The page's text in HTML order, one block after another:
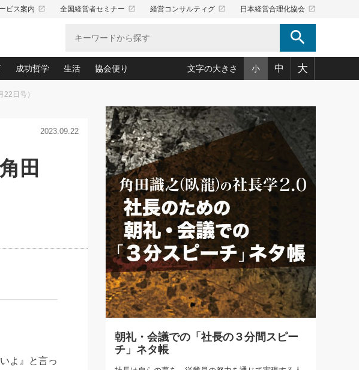
ビス案内 launch 全国経営者セミナー launch 経営コンサルティグ launch 日本経営合理化協会 launch
search
2026.08.5
第86回 「言葉狩り」
(28)
に、やっておきたいこと(34)
(100)
！(36)
ろ・勘どころ・ツッコミどこ
ラスメントの予防策(10)
支持される「ウェルビーイング経営入
“流行る”お店の仕組みづくり(210)
のための現場改善(174)
なただからお願いしたいと思われる 気配りの達人(127)
レーム対応 実践マニュアル(92)
ーム対応の新知識と新常識(57)
キル社員に育てる！ 社員教育の決め手(203)
川鷹年の「中小企業の人育て」(38)
績アップにつながる！ワンランク上の手紙・メール術(100)
米資産家に学ぶ二世教育(100)
成功哲学
中国哲学に学ぶ 不況は会社守成の好機(38)
令和時代の「社長の人間力の磨き方」(86)
先人の名句名言の教え 東洋思想に学ぶ経営学(132)
渡部昇一の「日本の指導者たち」(32)
経営に活かす“十八史略”(30)
生活
おのころ心平の ──社長のための「か・ら・だマネジメント」
(50)
デジタルＡＶを味方に！新・仕事術(180)
リーダー脳の鍛え方(32)
ワインを楽しむ基礎レッスン(12)
必読！社長が読むべき今月の4冊(88)
眼と耳で楽しむ読書術(162)
社長の「氣」(30)
米国スポーツ・ビジネスに学ぶ心理学(98)
高橋一喜の『これぞ！"本物の温泉"』(157)
協会便り
「愛読者通信」著者インタビュー(44)
ビジネス見聞録 経営ニュース(100)
作間信司の経営無形庵(けいえいむぎょうあん)(166)
経営セミナー情報局(1)
繁栄への着眼点 牟田太陽(76)
講話を聞いて学ぼう 実学・耳学・磨く「ミミガク」のすすめ
(7)
文字の大きさ 小 中 大
日号）
2023.09.22
田
よ』と言っ
朝礼・会議での「社長の３分間スピー
チ」ネタ帳